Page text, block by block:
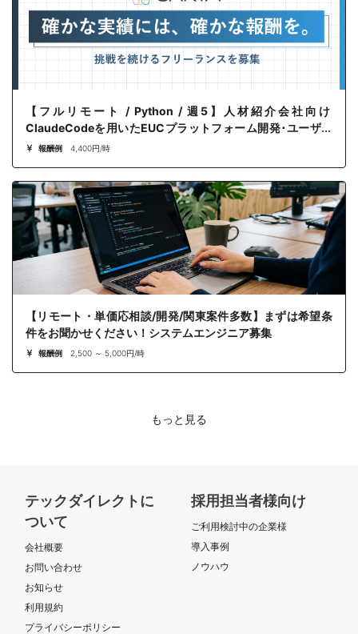
【フルリモート / Python / 週5】人材紹介会社向け
ClaudeCodeを用いたEUCプラットフォーム開発･ユーザー
サポート
報酬例 4,400円/時
【リモート・単価応相談/開発/関東案件多数】まずは希望条
件をお聞かせください！システムエンジニア募集
報酬例 2,500 ～ 5,000円/時
もっと見る
テックダイレクトに
ついて
会社概要
お問い合わせ
お知らせ
利用規約
プライバシーポリシー
採用担当者様向け
ご利用検討中の企業様
導入事例
ノウハウ